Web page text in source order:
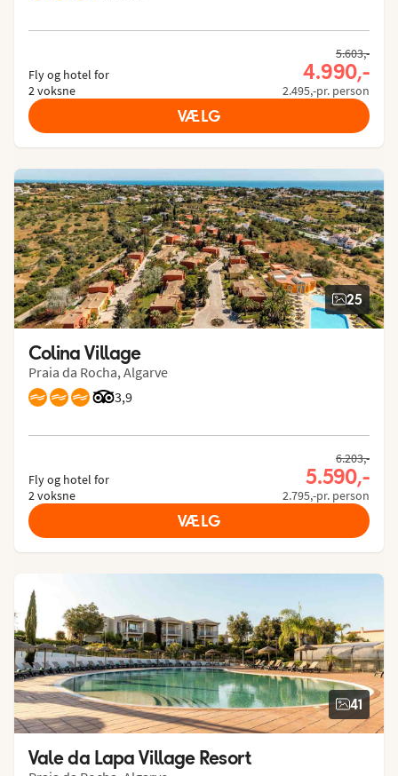
Fly og hotel for
2 voksne
5.603,-
4.990,-
2.495,-pr. person
VÆLG
25
Colina Village
Praia da Rocha, Algarve
3,9
Bedømmelse fra Tripadvisor: 3.9 of 5
Fly og hotel for
2 voksne
6.203,-
5.590,-
2.795,-pr. person
VÆLG
41
Vale da Lapa Village Resort